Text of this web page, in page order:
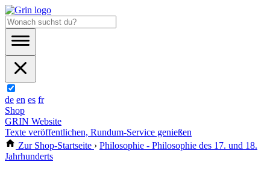
de en es fr
Shop
GRIN Website
Texte veröffentlichen, Rundum-Service genießen
Zur Shop-Startseite › Philosophie - Philosophie des 17. und 18.
Jahrhunderts